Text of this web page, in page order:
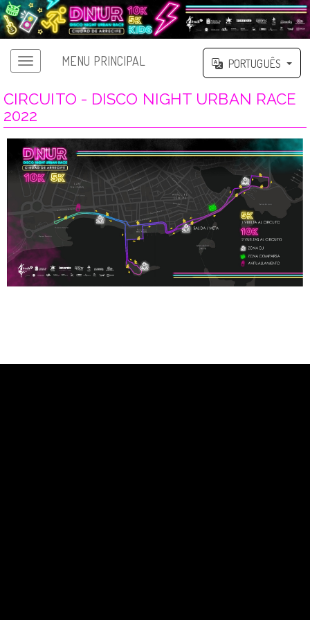
MENU PRINCIPAL PORTUGUÊS
CIRCUITO - DISCO NIGHT URBAN RACE
2022